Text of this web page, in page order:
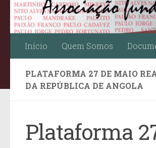
Início Quem Somos
PLATAFORMA 27 DE MAIO
DA REPÚBLICA DE ANGOLA
Plataforma